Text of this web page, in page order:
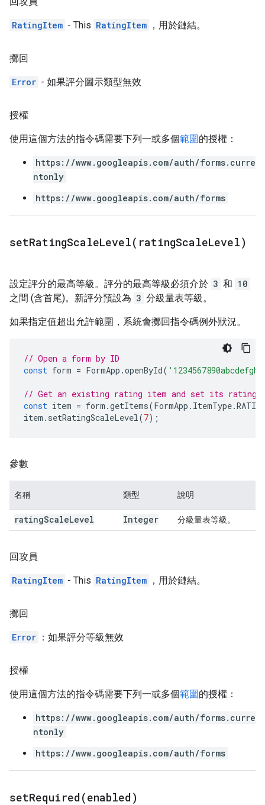
RatingItem - This RatingItem ，用於鏈結。
擲回
Error - 如果評分圖示類型無效
授權
使用這個方法的指令碼需要下列一或多個範圍的授權：
https://www.googleapis.com/auth/forms.curre
ntonly
https://www.googleapis.com/auth/forms
setRatingScaleLevel( ratingScaleLevel)
設定評分的最高等級。評分的最高等級必須介於 3 和 10
之間 (含首尾)。新評分預設為 3 分級量表等級。
如果指定值超出允許範圍，系統會擲回指令碼例外狀況。
// Open a form by ID
const form = FormApp .openById(
// Get an existing rating item and set its rating
const item = form .getItems(FormApp . ItemType.
item . setRatingScaleLevel(7);
參數
名稱 類型 說明
ratingScaleLevel Integer 分級量表等級。
回攻員
RatingItem - This RatingItem ，用於鏈結。
擲回
Error ：如果評分等級無效
授權
使用這個方法的指令碼需要下列一或多個範圍的授權：
https://www.googleapis.com/auth/forms.curre
ntonly
https://www.googleapis.com/auth/forms
setRequired(enabled)